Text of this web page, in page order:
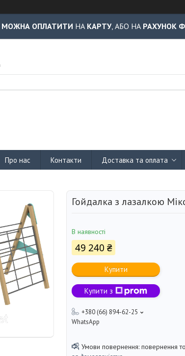
МОЖНА ОПЛАТИТИ НА КАРТУ, АБО НА РАХУНОК
Про нас Контакти Доставка та оплата
Гойдалка з лазалкою
В наявності
49 240 ₴
Купити
Купити з
+380 (66) 894-62-25
WhatsApp
повернення